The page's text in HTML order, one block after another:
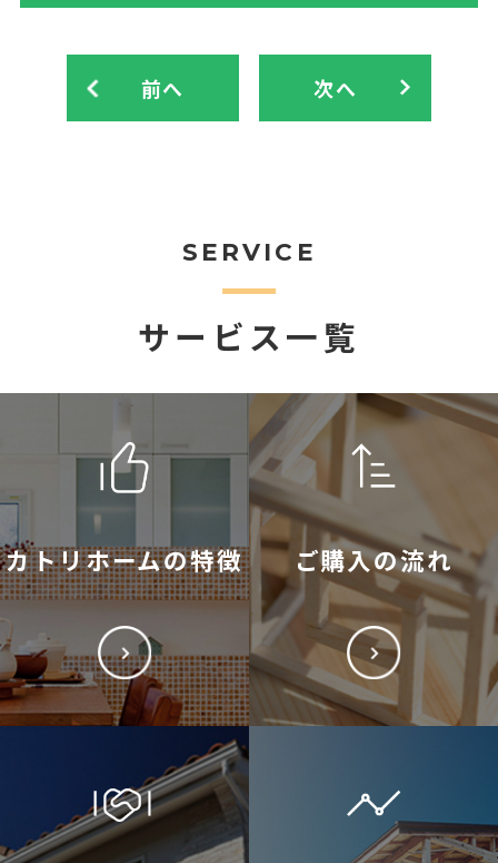
前へ 次へ
SERVICE
サービス一覧
カトリホームの特徴 ご購入の流れ